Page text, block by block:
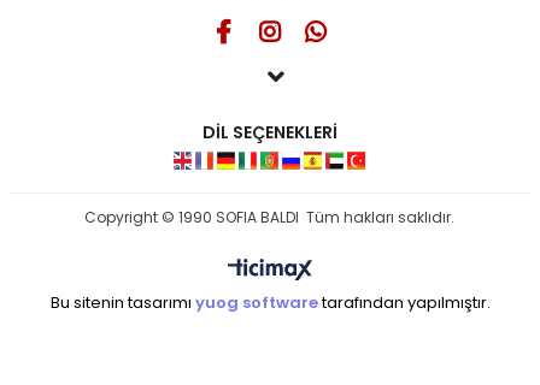
DİL SEÇENEKLERİ
Copyright © 1990 SOFIA BALDI Tüm hakları saklıdır.
Bu sitenin tasarımı yuog softwaretarafından yapılmıştır.